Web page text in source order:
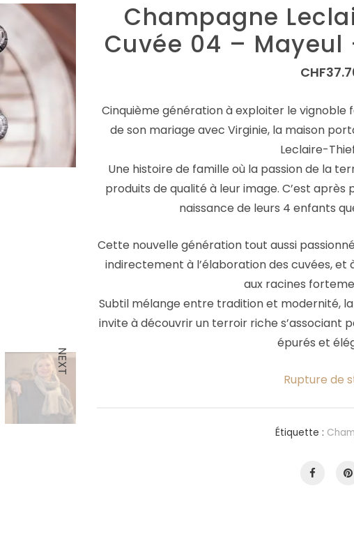
NEXT
Champagne
Cuvée 04 – Mayeul
CHF
Cinquième génération à exploiter le vignoble
de son mariage avec Virginie, la maison
Leclaire-
Une histoire de famille où la passion de la
produits de qualité à leur image. C’est
naissance de leurs 4 enfants
Cette nouvelle génération tout aussi
indirectement à l’élaboration des cuvées, et
aux racines
Subtil mélange entre tradition et modernité,
invite à découvrir un terroir riche s’associant
épurés et
Rupture de
Étiquette :